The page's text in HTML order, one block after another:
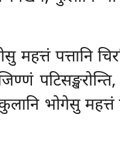
पत्तानि
भोगेसु महत्तं